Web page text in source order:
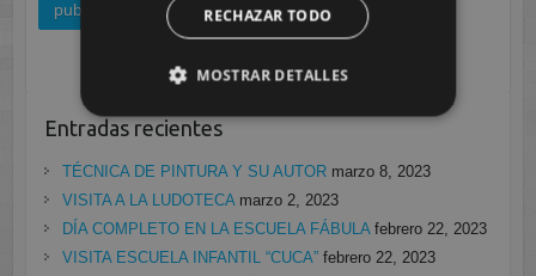
Entradas recientes
TÉCNICA DE PINTURA Y SU AUTOR marzo 8, 2023
VISITA A LA LUDOTECA marzo 2, 2023
DÍA COMPLETO EN LA ESCUELA FÁBULA febrero 22, 2023
VISITA ESCUELA INFANTIL “CUCA” febrero 22, 2023
RECHAZAR TODO
MOSTRAR DETALLES